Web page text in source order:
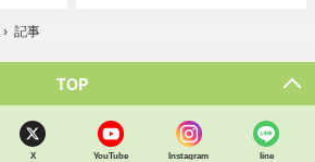
› 記事
TOP
X YouTube Instagram line